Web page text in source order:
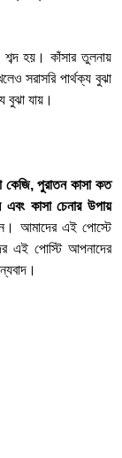
শব্দ হয়। কাঁসার তুলনায়
সরাসরি পার্থক্য বুঝা
বুঝা যায়।
কেজি, পুরাতন কাসা কত
এবং কাসা চেনার উপায়
আমাদের এই পোস্টে
এই পোস্টি আপনাদের